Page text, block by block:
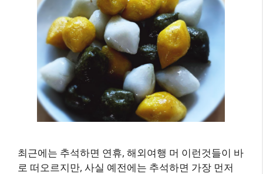
최근에는 추석하면 연휴, 해외여행 머 이런것들이 바
로 떠오르지만, 사실 예전에는 추석하면 가장 먼저